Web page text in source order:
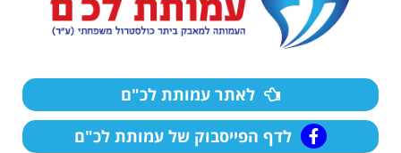
לאתר עמותת לכ"ם
לדף הפייסבוק של עמותת לכ"ם